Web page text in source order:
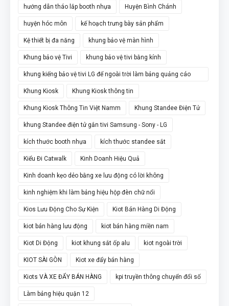
hướng dẫn tháo lắp booth nhựa Huyện Bình Chánh
huyện hóc môn kế hoạch trưng bày sản phẩm
Kệ thiết bị đa năng khung bảo vệ màn hình
Khung bảo vệ Tivi khung bảo vệ tivi bằng kính
khung kiếng bảo vệ tivi LG để ngoài trời làm bảng quảng cáo
chân đứng
Khung Kiosk Khung Kiosk thông tin
Khung Kiosk Thông Tin Việt Namm Khung Standee Điện Tử
khung Standee điện tử gắn tivi Samsung - Sony - LG
kích thước booth nhựa kích thước standee sắt
Kiểu Đi Catwalk Kinh Doanh Hiệu Quả
Kinh doanh kẹo dẻo bằng xe lưu động có lời không
kinh nghiệm khi làm bảng hiệu hộp đèn chữ nổi
Kios Lưu Động Cho Sự Kiện Kiot Bán Hàng Di Động
kiot bán hàng lưu động kiot bán hàng miền nam
Kiot Di Động kiot khung sắt ốp alu kiot ngoài trời
KIOT SÀI GÒN Kiot xe đẩy bán hàng
Kiots VÀ XE ĐẨY BÁN HÀNG kpi truyền thông chuyển đổi số
Làm bảng hiệu quận 12